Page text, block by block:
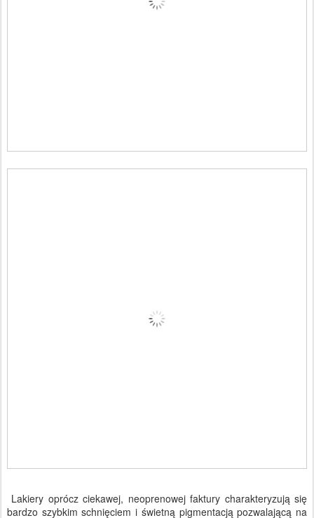
Lakiery oprócz ciekawej, neoprenowej faktury charakteryzują się
bardzo szybkim schnięciem i świetną pigmentacją pozwalającą na